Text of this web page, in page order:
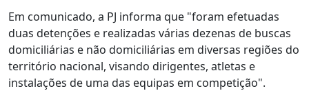
Em comunicado, a PJ informa que "foram efetuadas
duas detenções e realizadas várias dezenas de buscas
domiciliárias e não domiciliárias em diversas regiões do
território nacional, visando dirigentes, atletas e
instalações de uma das equipas em competição".